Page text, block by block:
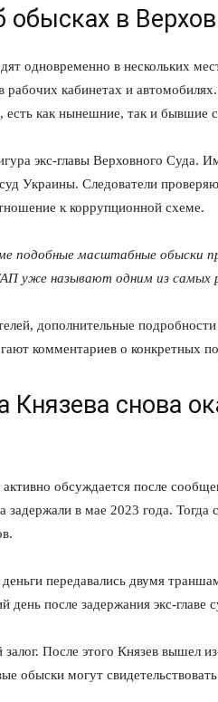
КавПолит
ПОДПИСАТЬСЯ СЕЙЧАС
обысках в
одновременно в нескольких
рабочих кабинетах и
есть как нынешние, так и бывшие
экс-главы Верховного Суда.
Украины. Следователи
к коррупционной схеме.
подобные масштабные обыски
уже называют одним из самых
дополнительные подробности
комментариев о конкретных
снова
обсуждается после
задержали в мае 2023 года. Тогда
передавались двумя
день после задержания экс-главе
После этого Князев вышел
обыски могут